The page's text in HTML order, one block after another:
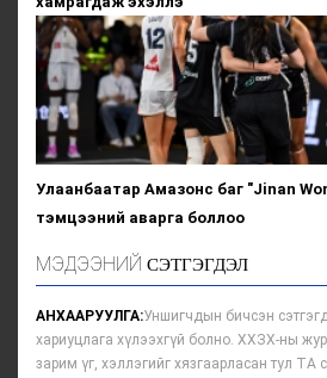
Улаанбаатар Амазонс баг "Jinan
тэмцээний аварга боллоо
МЭДЭЭНИЙ СЭТГЭГДЭЛ
АНХААРУУЛГА:Уншигчдын бичсэн
хариуцлага хүлээхгүй болно. ХХЗХ-ны
зарим үг, хэллэгийг хязгаарласан тул ТА